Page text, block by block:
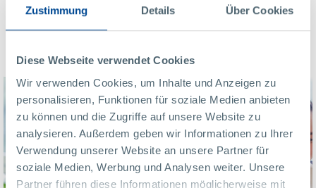
Zustimmung Details Über Cookies
Diese Webseite verwendet Cookies
Wir verwenden Cookies, um Inhalte und Anzeigen zu
personalisieren, Funktionen für soziale Medien anbieten
zu können und die Zugriffe auf unsere Website zu
analysieren. Außerdem geben wir Informationen zu Ihrer
Verwendung unserer Website an unsere Partner für
soziale Medien, Werbung und Analysen weiter. Unsere
Partner führen diese Informationen möglicherweise mit
Drag